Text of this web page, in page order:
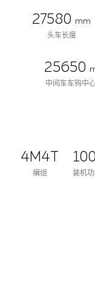
27580 mm
头车长度
25650
中间车车钩中
4M4T
编组
装机